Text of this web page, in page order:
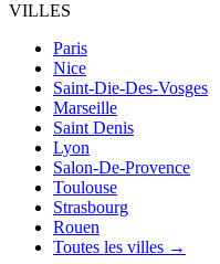
VILLES
Paris
Nice
Saint-Die-Des-Vosges
Marseille
Saint Denis
Lyon
Salon-De-Provence
Toulouse
Strasbourg
Rouen
Toutes les villes →